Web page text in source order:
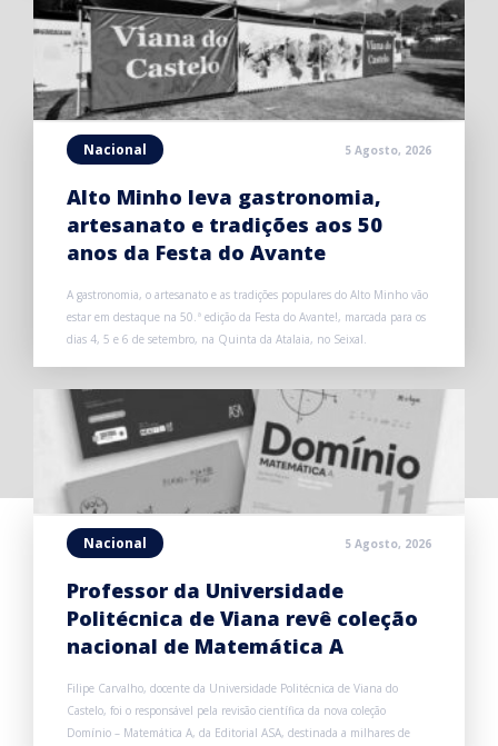
Nacional 5 Agosto, 2026
Alto Minho leva gastronomia,
artesanato e tradições aos 50
anos da Festa do Avante
A gastronomia, o artesanato e as tradições populares do Alto Minho vão
estar em destaque na 50.ª edição da Festa do Avante!, marcada para os
dias 4, 5 e 6 de setembro, na Quinta da Atalaia, no Seixal.
Nacional 5 Agosto, 2026
Professor da Universidade
Politécnica de Viana revê coleção
nacional de Matemática A
Filipe Carvalho, docente da Universidade Politécnica de Viana do
Castelo, foi o responsável pela revisão científica da nova coleção
Domínio – Matemática A, da Editorial ASA, destinada a milhares de